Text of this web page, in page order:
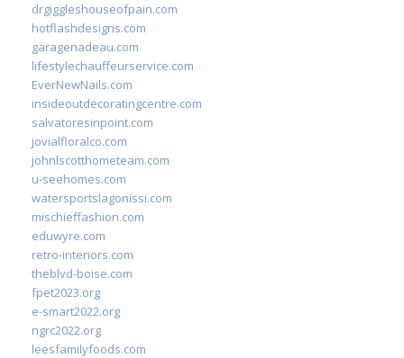
drgiggleshouseofpain.com
hotflashdesigns.com
garagenadeau.com
lifestylechauffeurservice.com
EverNewNails.com
insideoutdecoratingcentre.com
salvatoresinpoint.com
jovialfloralco.com
johnlscotthometeam.com
u-seehomes.com
watersportslagonissi.com
mischieffashion.com
eduwyre.com
retro-interiors.com
theblvd-boise.com
fpet2023.org
e-smart2022.org
ngrc2022.org
leesfamilyfoods.com